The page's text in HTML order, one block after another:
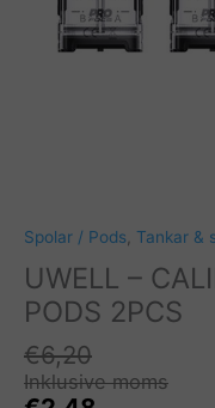
Spolar / Pods Tankar &
UWELL –
PODS 2PCS
€6,20
Inklusive moms